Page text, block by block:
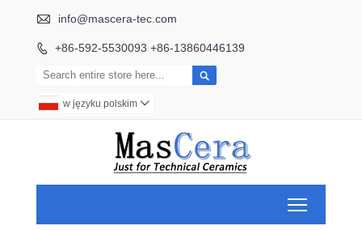
 info@mascera-tec.com
 +86-592-5530093 +86-13860446139

w języku polskim 